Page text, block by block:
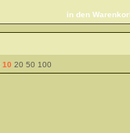
10 20 50 100